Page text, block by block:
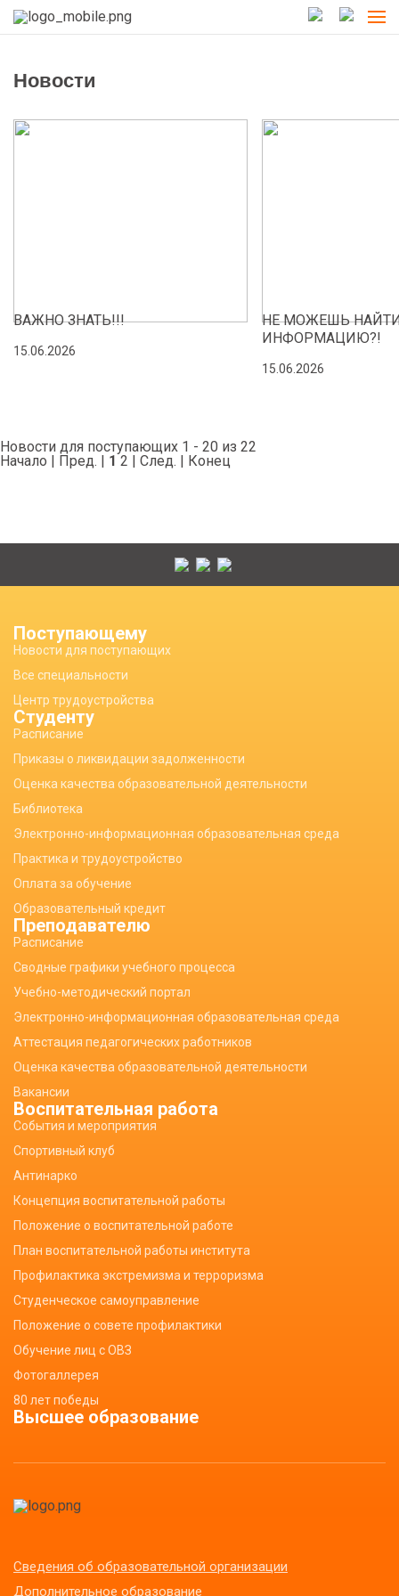
Новости
ВАЖНО ЗНАТЬ!!!
15.06.2026
НЕ МОЖЕШЬ
ИНФОРМАЦИЮ?!
15.06.2026
Новости для поступающих 1 - 20 из 22
Начало | Пред. | 1 2 | След. | Конец
Поступающему
Новости для поступающих
Все специальности
Центр трудоустройства
Студенту
Расписание
Приказы о ликвидации задолженности
Оценка качества образовательной деятельности
Библиотека
Электронно-информационная образовательная среда
Практика и трудоустройство
Оплата за обучение
Образовательный кредит
Преподавателю
Расписание
Сводные графики учебного процесса
Учебно-методический портал
Электронно-информационная образовательная среда
Аттестация педагогических работников
Оценка качества образовательной деятельности
Вакансии
Воспитательная работа
События и мероприятия
Спортивный клуб
Антинарко
Концепция воспитательной работы
Положение о воспитательной работе
План воспитательной работы института
Профилактика экстремизма и терроризма
Студенческое самоуправление
Положение о совете профилактики
Обучение лиц с ОВЗ
Фотогаллерея
80 лет победы
Высшее образование
Сведения об образовательной организации
Дополнительное образование